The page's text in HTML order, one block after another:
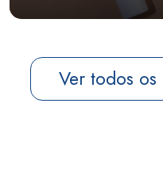
Ver todos